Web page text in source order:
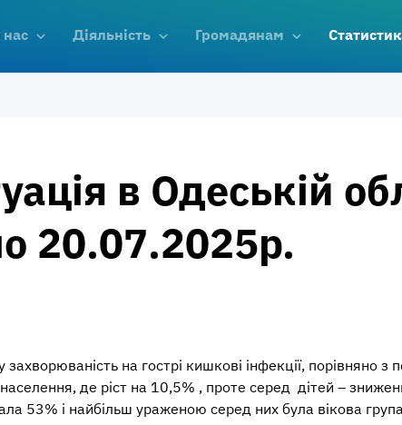
Діяльність Громадянам
в Одеській
20.07.2025р.
захворюваність на гострі кишкові інфекції, порівняно з
де ріст на 10,5% , проте серед дітей –
53% і найбільш ураженою серед них була вікова